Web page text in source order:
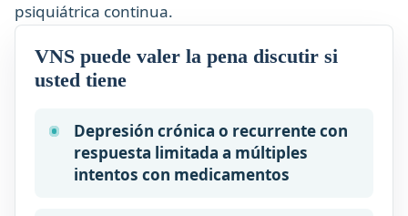
psiquiátrica continua.
VNS puede valer la pena discutir si
usted tiene
Depresión crónica o recurrente con
respuesta limitada a múltiples
intentos con medicamentos